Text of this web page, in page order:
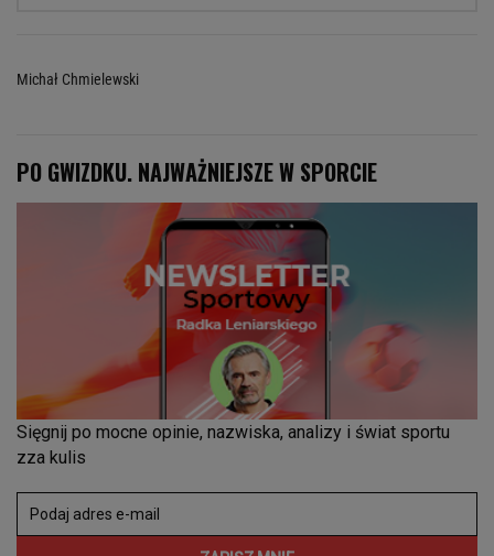
Michał Chmielewski